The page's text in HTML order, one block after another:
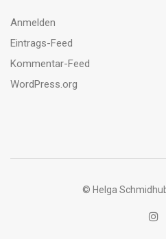
Anmelden
Eintrags-Feed
Kommentar-Feed
WordPress.org
© Helga